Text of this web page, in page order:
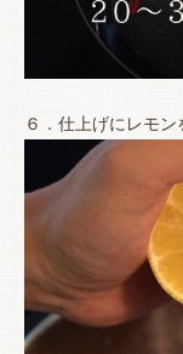
６．仕上げにレモ